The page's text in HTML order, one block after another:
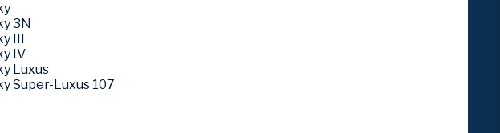
3N
III
IV
Luxus
Super-Luxus 107